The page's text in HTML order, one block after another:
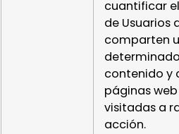
cuantificar
de Usuarios
comparten
contenido y
páginas
visitadas a
acción.